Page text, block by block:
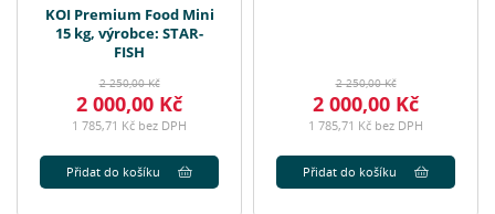
KOI Premium Food Mini
15 kg, výrobce: STAR-
FISH
2 250,00 Kč
2 000,00 Kč
1 785,71 Kč bez DPH
Přidat do košíku
2 250,00 Kč
2 000,00 Kč
1 785,71 Kč bez DPH
Přidat do košíku